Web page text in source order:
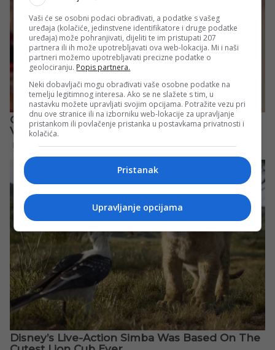
Vaši će se osobni podaci obrađivati, a podatke s vašeg
uređaja (kolačiće, jedinstvene identifikatore i druge podatke
uređaja) može pohranjivati, dijeliti te im pristupati 207
partnera ili ih može upotrebljavati ova web-lokacija. Mi i naši
partneri možemo upotrebljavati precizne podatke o
geolociranju. Popis partnera.
Neki dobavljači mogu obrađivati vaše osobne podatke na
temelju legitimnog interesa. Ako se ne slažete s tim, u
nastavku možete upravljati svojim opcijama. Potražite vezu pri
dnu ove stranice ili na izborniku web-lokacije za upravljanje
pristankom ili povlačenje pristanka u postavkama privatnosti i
kolačića.
Pristanak
Upravljanje opcijama